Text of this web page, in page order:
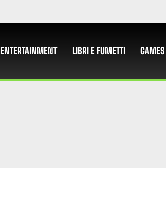
ENTERTAINMENT LIBRI E FUMETTI GAMES